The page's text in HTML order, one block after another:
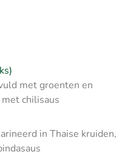
met groenten en
chilisaus
in Thaise kruiden,